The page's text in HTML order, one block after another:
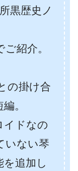
黒歴史ノ
紹介。
の掛け合
。
イドなの
いない琴
追加し